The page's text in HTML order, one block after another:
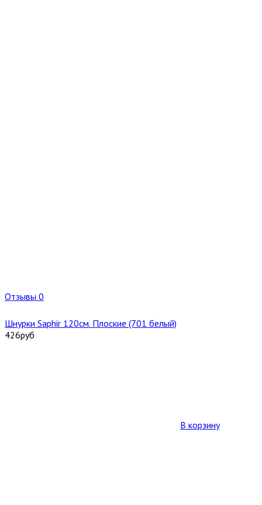
Отзывы 0
Шнурки Saphir 120см. Плоские (701 белый)
426руб
В корзину